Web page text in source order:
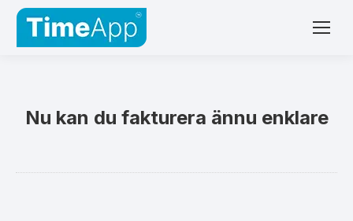
Nu kan du fakturera ännu enklare